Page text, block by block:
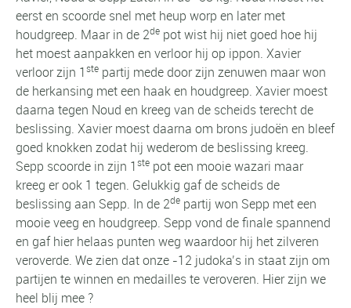
eerst en scoorde snel met heup worp en later met
houdgreep. Maar in de 2de pot wist hij niet goed hoe hij
het moest aanpakken en verloor hij op ippon. Xavier
verloor zijn 1ste partij mede door zijn zenuwen maar won
de herkansing met een haak en houdgreep. Xavier moest
daarna tegen Noud en kreeg van de scheids terecht de
beslissing. Xavier moest daarna om brons judoën en bleef
goed knokken zodat hij wederom de beslissing kreeg.
Sepp scoorde in zijn 1ste pot een mooie wazari maar
kreeg er ook 1 tegen. Gelukkig gaf de scheids de
beslissing aan Sepp. In de 2de partij won Sepp met een
mooie veeg en houdgreep. Sepp vond de finale spannend
en gaf hier helaas punten weg waardoor hij het zilveren
veroverde. We zien dat onze -12 judoka’s in staat zijn om
partijen te winnen en medailles te veroveren. Hier zijn we
heel blij mee ?